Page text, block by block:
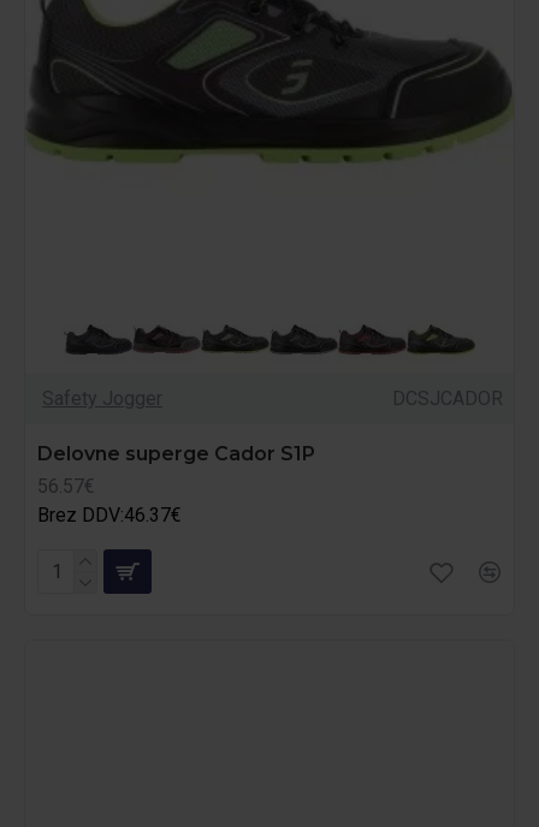
Safety Jogger DCSJCADOR
Delovne superge Cador S1P
56.57€
Brez DDV:46.37€